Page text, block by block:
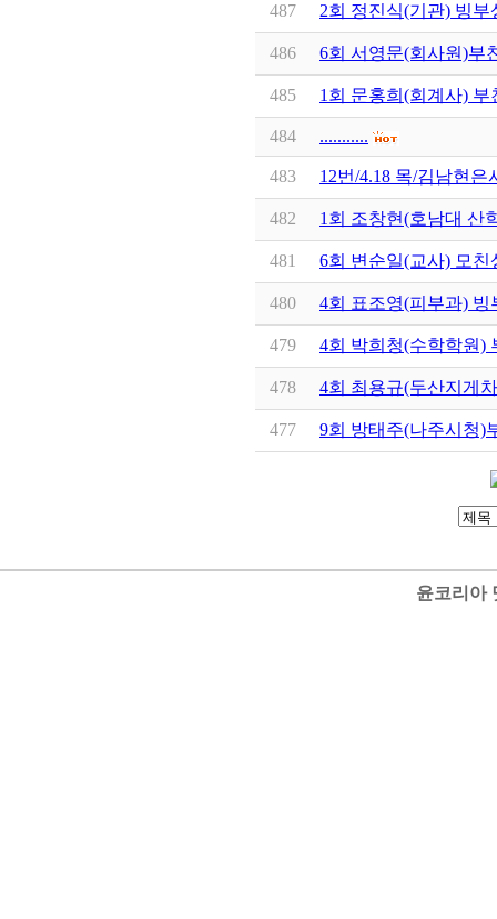
487 2회 정진식(기관) 빙부
486 6회 서영문(회사원)부
485 1회 문홍희(회계사)
484 ...........
483 12번/4.18 목/김남현
482 1회 조창현(호남대 산
481 6회 변순일(교사) 모친
480 4회 표조영(피부과) 빙
479 4회 박희청(수학학원)
478 4회 최용규(두산지게
477 9회 방태주(나주시청)
윤코리아